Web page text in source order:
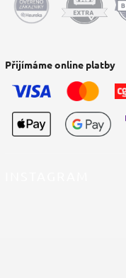
Přijímáme online platby